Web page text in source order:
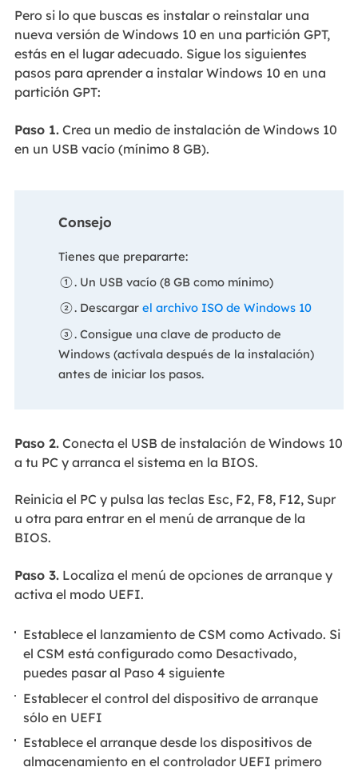
Pero si lo que buscas es instalar o reinstalar una
nueva versión de Windows 10 en una partición GPT,
estás en el lugar adecuado. Sigue los siguientes
pasos para aprender a instalar Windows 10 en una
partición GPT:
Paso 1.Crea un medio de instalación de Windows 10
en un USB vacío (mínimo 8 GB).
Consejo
Tienes que prepararte:
①. Un USB vacío (8 GB como mínimo)
②. Descargar el archivo ISO de Windows 10
③. Consigue una clave de producto de
Windows (actívala después de la instalación)
antes de iniciar los pasos.
Paso 2.Conecta el USB de instalación de Windows 10
a tu PC y arranca el sistema en la BIOS.
Reinicia el PC y pulsa las teclas Esc, F2, F8, F12, Supr
u otra para entrar en el menú de arranque de la
BIOS.
Paso 3.Localiza el menú de opciones de arranque y
activa el modo UEFI.
Establece el lanzamiento de CSM como Activado. Si
el CSM está configurado como Desactivado,
puedes pasar al Paso 4 siguiente
Establecer el control del dispositivo de arranque
sólo en UEFI
Establece el arranque desde los dispositivos de
almacenamiento en el controlador UEFI primero